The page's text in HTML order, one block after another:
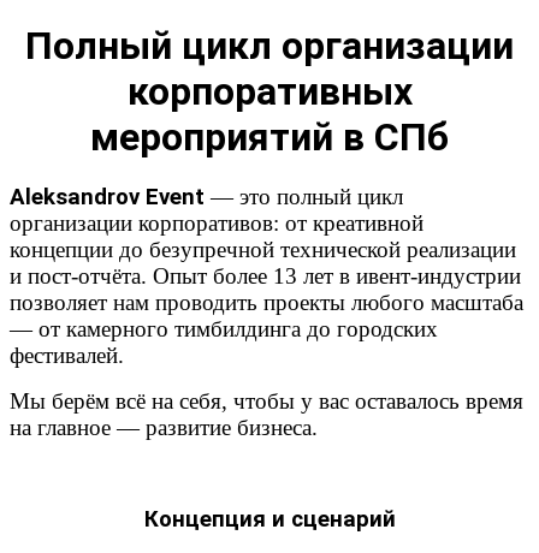
Полный цикл организации
корпоративных
мероприятий в СПб
Aleksandrov Event — это полный цикл
организации корпоративов: от креативной
концепции до безупречной технической реализации
и пост-отчёта. Опыт более 13 лет в ивент-индустрии
позволяет нам проводить проекты любого масштаба
— от камерного тимбилдинга до городских
фестивалей.
Мы берём всё на себя, чтобы у вас оставалось время
на главное — развитие бизнеса.
Концепция и сценарий